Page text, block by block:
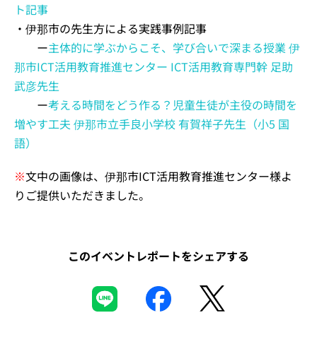
ト記事
・伊那市の先生方による実践事例記事
ー主体的に学ぶからこそ、学び合いで深まる授業 伊
那市ICT活用教育推進センター ICT活用教育専門幹 足助
武彦先生
ー考える時間をどう作る？児童生徒が主役の時間を
増やす工夫 伊那市立手良小学校 有賀祥子先生（小5 国
語）
※文中の画像は、伊那市ICT活用教育推進センター様よ
りご提供いただきました。
このイベントレポートをシェアする